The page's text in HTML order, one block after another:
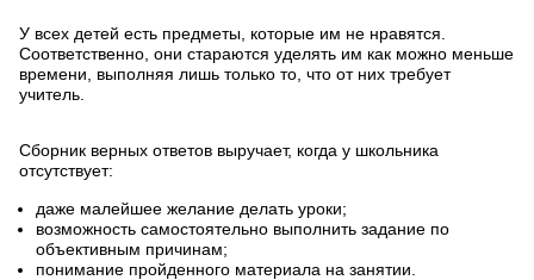
У всех детей есть предметы, которые им не нравятся.
Соответственно, они стараются уделять им как можно меньше
времени, выполняя лишь только то, что от них требует
учитель.
Сборник верных ответов выручает, когда у школьника
отсутствует:
даже малейшее желание делать уроки;
возможность самостоятельно выполнить задание по
объективным причинам;
понимание пройденного материала на занятии.